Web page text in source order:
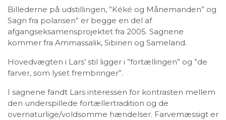
Billederne på udstillingen, ”Kéké og Månemanden” og
Sagn fra polarisen” er begge en del af
afgangseksamensprojektet fra 2005. Sagnene
kommer fra Ammassalik, Sibirien og Sameland.
Hovedvægten i Lars’ stil ligger i ”fortællingen” og ”de
farver, som lyset frembringer”.
I sagnene fandt Lars interessen for kontrasten mellem
den underspillede fortællertradition og de
overnaturlige/voldsomme hændelser. Farvemæssigt er